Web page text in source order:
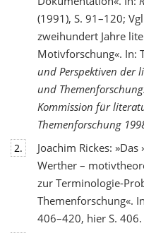
(1991), S. 91–120;
zweihundert Jahre
Motivforschung«. In:
und Perspektiven der
und
Kommission für
Themenforschung
2.
Joachim Rickes:
Werther –
zur Terminologie-
Themenforschung«.
406–420, hier S. 406.